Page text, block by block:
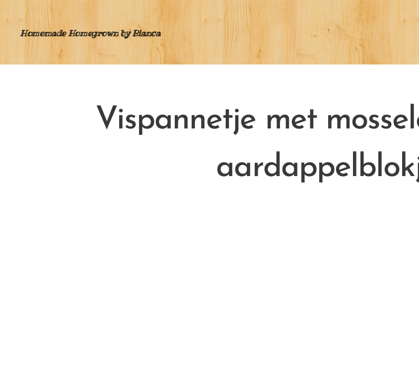
Homemade Homegrown by Bianca
Vispannetje met